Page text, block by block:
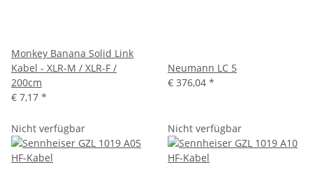
Monkey Banana Solid Link
Kabel - XLR-M / XLR-F /
200cm
€ 7,17 *
Neumann LC 5
€ 376,04 *
Nicht verfügbar Nicht verfügbar